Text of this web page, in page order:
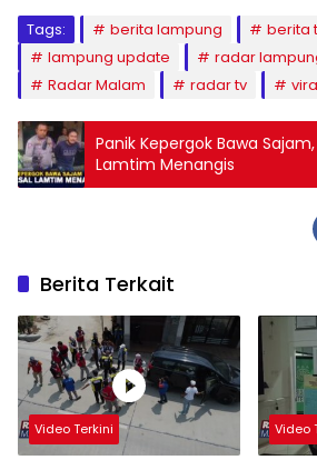
Tags: berita lampung
berita
lampung update
radar
Radar Malam
radar tv
Panik Kepergok Bawa Sajam,
Lamtim Menangis
Berita Terkait
Video Terkini Video